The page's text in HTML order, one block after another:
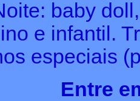
baby
e infantil.
especiais
Entre